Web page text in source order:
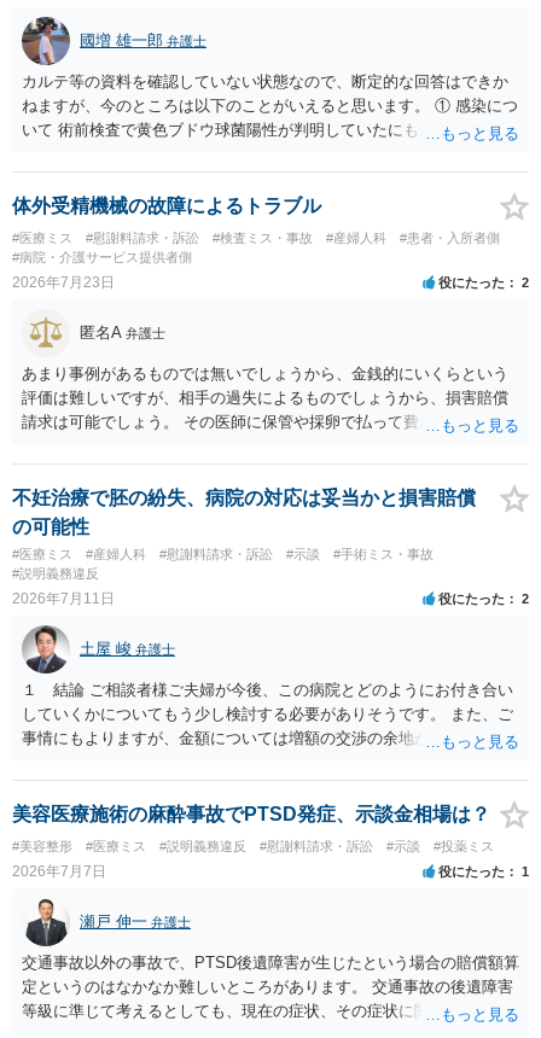
國増 雄一郎 弁護士
カルテ等の資料を確認していない状態なので、断定的な回答はできか
ねますが、今のところは以下のことがいえると思います。 ① 感染につ
いて 術前検査で黄色ブドウ球菌陽性が判明していたにもかかわらず、
的な医療水準に照らして相当でないと判断された場合には、相手方の
過失が認められる可能性があります。 当時の標準的な医療水準につい
仮に左右でリスクが著しくことなるという事実が立証できるのであれ
ば、それに関する説明や選択の機会が与えられなかったことは、説明
挙上について 施術内容に「鼻孔緑挙上」が含まれる合意がある事実
と、それを相手方が勝手に取りやめた事実を立証できれば、債務不履
行責任を追及できる可能性があります。 また術中の変更可能性に関す
る事前の説明がなされていないのであれば、説明義務違反にあたり、
これについても損害賠償請求できる可能性があります。 詳しくは、術
鼻孔緑挙上が実施内容として記載されている事実は、施術内容に鼻孔
緑挙上が含まれる合意がある事実を推認させる事実になると思われま
す。 ④当初の手術費用の返金や、他院での修正手術費用についても補
償を求めることが可能かについて 上記①〜③で記載された相手方の過
失又は債務不履行（他に過失又は債務不履行がある場合はそれも含
む）が認定され、それらと損害（当初の手術費用や他院での修正手術
費用）との間に相当因果関係が認められる場合は、補償を求めること
は可能です。 以上です。 何かあればご連絡ください。
体外受精機械の故障によるトラブル
#医療ミス #慰謝料請求・訴訟 #検査ミス・事故 #産婦人科
#患者・入所者側
#病院・介護サービス提供者側
2026年7月23日 役にたった 2
匿名A 弁護士
あまり事例があるものでは無いでしょうから、金銭的にいくらという
評価は難しいですが、相手の過失によるものでしょうから、損害賠償
請求は可能でしょう。 その医師に保管や採卵で払って費用の返金＋α
思います。
不妊治療で胚の紛失、病院の対応は妥当かと損害賠償
の可能性
#医療ミス #産婦人科 #慰謝料請求・訴訟 #示談
#手術ミス・事故
#説明義務違反
2026年7月11日 役にたった 2
土屋 峻 弁護士
１ 結論 ご相談者様ご夫婦が今後、この病院とどのようにお付き合い
していくかについてもう少し検討する必要がありそうです。 また、ご
事情にもよりますが、金額については増額の交渉の余地がありそうで
への不信感や失望のお気持ちがあろうかと存じます。他方で、「今後
の採卵・培養・凍結工程で、今回関わった培養士を自分たちの治療に
関与させないよう求める」ご意向があるのであれば、今後この病院で
の不妊治療を継続するお考えがあるように思われます。仮に、今後も
この病院での不妊治療を継続するのであれば、解決の方法として訴訟
は選択しづらく、交渉ベースでの解決が望ましいでしょう。 その上
で、病院の提案内容を検討すると、約５万３千円の内訳は、６個分の
培養・凍結費用の保険負担分とのことですから、今回失われた胚盤胞
のみならず、維持されている５個分の胚盤胞についても病院負担とし
ており、この点は病院の譲歩部分と評価できるでしょう（診療報酬点
数K917参照）。 他方で、４ＢＡというグレードが高い胚盤胞の移植が
美容医療施術の麻酔事故でPTSD発症、示談金相場は？
#美容整形 #医療ミス #説明義務違反 #慰謝料請求・訴訟 #示談 #投薬ミス
2026年7月7日 役にたった 1
瀬戸 伸一 弁護士
交通事故以外の事故で、PTSD後遺障害が生じたという場合の賠償額算
定というのはなかなか難しいところがあります。 交通事故の後遺障害
等級に準じて考えるとしても、現在の症状、その症状に関する医療記